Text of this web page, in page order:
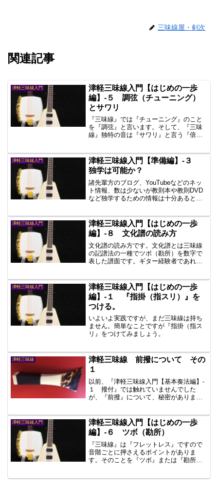
三味線屋・剣次
関連記事
津軽三味線入門
津軽三味線入門【はじめの一歩
編】-５ 調弦（チューニング）
とサワリ
『三味線』では『チューニング』のこと
を『調弦』と言います。そして、『三味
線』独特の音は『サワリ』と言う『倍音
『サワリ調整機構』が付いています。ま
るでエレキギターの『オーバードライ
ブ』や『ディストーション』の様です。
津軽三味線入門
津軽三味線入門【準備編】-３
独学は可能か？
諸先輩方のブログ、YouTubeなどのネッ
ト情報、数は少ないが教則本や教則DVD
など独学するための情報は十分あると思
津軽三味線入門
津軽三味線入門【はじめの一歩
編】-８ 文化譜の読み方
文化譜の読み方です。文化譜とは三味線
の記譜法の一種でツボ（勘所）を数字で
表した譜面です。ギター経験者であれば
津軽三味線入門
津軽三味線入門【はじめの一歩
編】-１ 『指掛（指スリ）』を
つける。
いよいよ実践ですが、まだ三味線は持ち
ません。簡単なことですが『指掛（指ス
リ』をつけてみましょう。
津軽三味線
津軽三味線 前撥について その
１
以前、『津軽三味線入門【基本奏法編】-
１ 撥付』では触れていませんでした
が、『前撥』について、秘密がありま
した、神谷茂良先生のインタビューCDで
も言及されていましたが、その頃、あま
りYouTubeなどでも触れられていません
でしたので遠慮していました。最近、山
影匡瑠先生や藤井黎元先生も言及されて
いますので便乗します。
津軽三味線入門
津軽三味線入門【はじめの一歩
編】-６ ツボ（勘所）
『三味線』は『フレットレス』ですので
音階ごとに押さえるポイントがありま
す。そのことを『ツボ』または『勘所』